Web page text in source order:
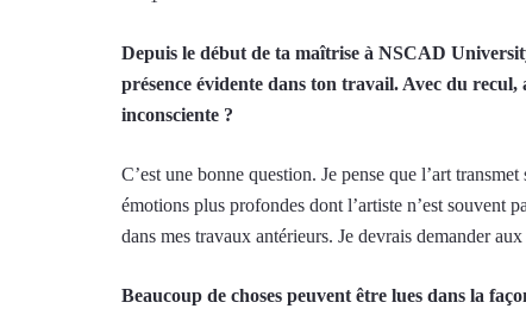
Depuis le début de ta maîtrise à NSCAD
présence évidente dans ton travail. Avec du
inconsciente ?
C’est une bonne question. Je pense que l’art
émotions plus profondes dont l’artiste n’est souvent
dans mes travaux antérieurs. Je devrais demander aux
Beaucoup de choses peuvent être lues dans la